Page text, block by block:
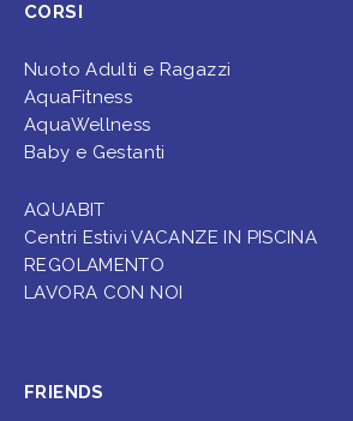
CORSI
Nuoto Adulti e Ragazzi
AquaFitness
AquaWellness
Baby e Gestanti
AQUABIT
Centri Estivi VACANZE IN PISCINA
REGOLAMENTO
LAVORA CON NOI
FRIENDS